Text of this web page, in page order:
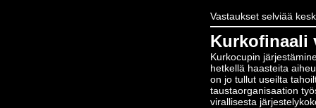
Vastaukset selviää
Kurkofinaali
Kurkocupin
hetkellä haasteita
on jo tullut useilta
taustaorganisaation
virallisesta